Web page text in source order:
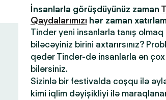
İnsanlarla görüşdüyünüz zaman
Qaydalarımızı hər zaman
Tinder yeni insanlarla tanış olmaq
biləcəyiniz birini axtarırsınız?
qədər Tinder-də insanlarla ən
bilərsiniz.
Sizinlə bir festivalda coşqu ilə
kimi iqlim dəyişikliyi ilə